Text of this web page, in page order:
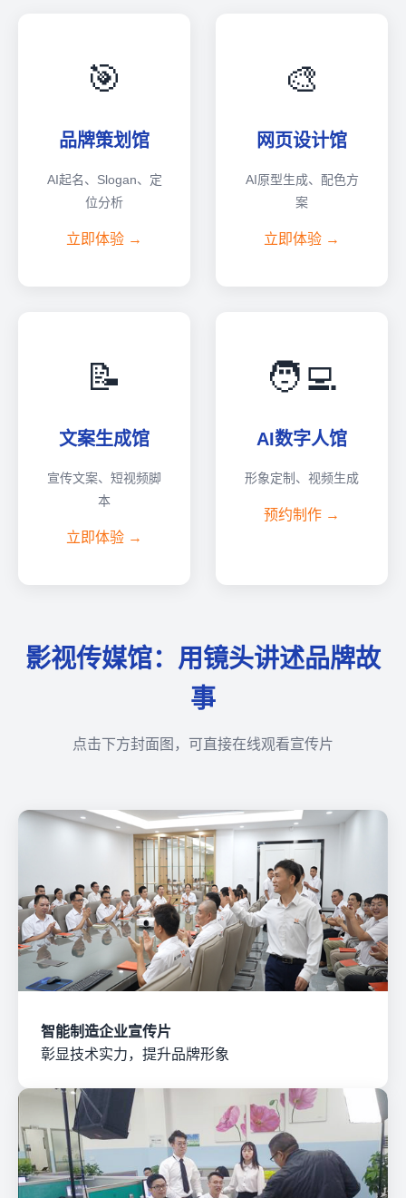
🎯
品牌策划馆
AI起名、Slogan、定
位分析
立即体验 →
🎨
网页设计馆
AI原型生成、配色方
案
立即体验 →
📝
文案生成馆
宣传文案、短视频脚
本
立即体验 →
🧑‍💻
AI数字人馆
形象定制、视频生成
预约制作 →
影视传媒馆：用镜头讲述品牌故
事
点击下方封面图，可直接在线观看宣传片
智能制造企业宣传片
彰显技术实力，提升品牌形象